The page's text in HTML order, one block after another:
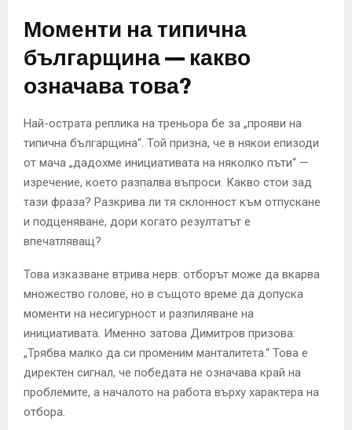
Моменти на типична
българщина — какво
означава това?
Най-острата реплика на треньора бе за „прояви на
типична българщина“. Той призна, че в някои епизоди
от мача „дадохме инициативата на няколко пъти“ —
изречение, което разпалва въпроси. Какво стои зад
тази фраза? Разкрива ли тя склонност към отпускане
и подценяване, дори когато резултатът е
впечатляващ?
Това изказване втрива нерв: отборът може да вкарва
множество голове, но в същото време да допуска
моменти на несигурност и разпиляване на
инициативата. Именно затова Димитров призова:
„Трябва малко да си променим манталитета.“ Това е
директен сигнал, че победата не означава край на
проблемите, а началото на работа върху характера на
отбора.